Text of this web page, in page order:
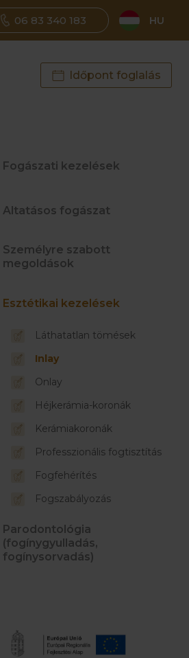
06 83 340 183 HU
Időpont foglalás
Fogászati kezelések
Altatásos fogászat
Személyre szabott
megoldások
Esztétikai kezelések
Láthatatlan tömések
Inlay
Onlay
Héjkerámia-koronák
Kerámiakoronák
Professzionális fogtisztítás
Fogfehérítés
Fogszabályozás
Parodontológia
(fogínygyulladás,
fogínysorvadás)